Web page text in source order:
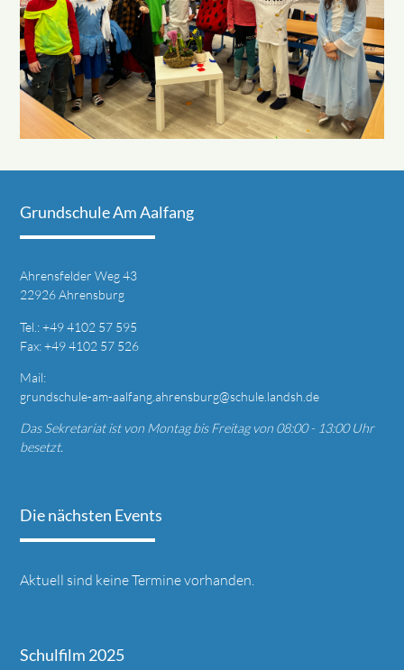
Grundschule Am Aalfang
Ahrensfelder Weg 43
22926 Ahrensburg
Tel.: +494102 57 595
Fax: +49 4102 57 526
Mail:
grundschule-am-aalfang.ahrensburg@schule.landsh.de
Das Sekretariat ist von Montag bis Freitag von 08:00 - 13:00 Uhr
besetzt.
Die nächsten Events
Aktuell sind keine Termine vorhanden.
Schulfilm 2025